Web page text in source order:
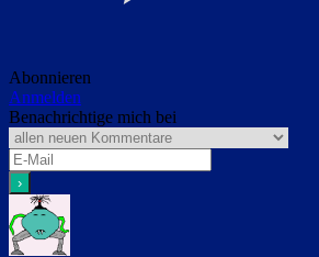
Abonnieren
Anmelden
Benachrichtige mich bei